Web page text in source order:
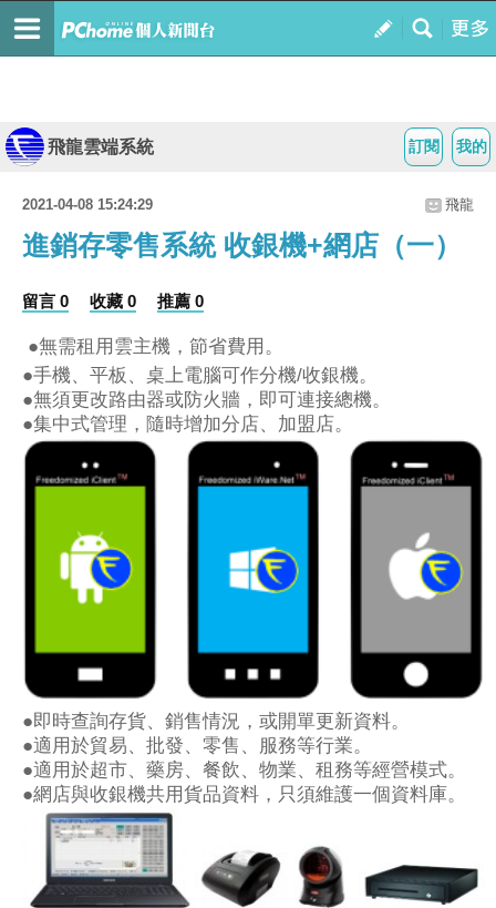
我的
訂閱
飛龍雲端系統
2021-04-08 15:24:29 飛龍
進銷存零售系統 收銀機+網店（一）
留言 0 收藏 0 推薦 0
●無需租用雲主機，節省費用。
●手機、平板、桌上電腦可作分機/收銀機。
●無須更改路由器或防火牆，即可連接總機。
●集中式管理，隨時增加分店、加盟店。
●即時查詢存貨、銷售情況，或開單更新資料。
●適用於貿易、批發、零售、服務等行業。
●適用於超市、藥房、餐飲、物業、租務等經營模式。
●網店與收銀機共用貨品資料，只須維護一個資料庫。